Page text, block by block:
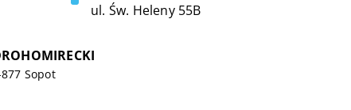
ul. Św. Heleny 55B
Sopot